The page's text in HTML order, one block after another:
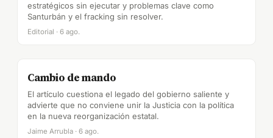
estratégicos sin ejecutar y problemas clave como
Santurbán y el fracking sin resolver.
Editorial · 6 ago.
Cambio de mando
El artículo cuestiona el legado del gobierno saliente y
advierte que no conviene unir la Justicia con la política
en la nueva reorganización estatal.
Jaime Arrubla · 6 ago.